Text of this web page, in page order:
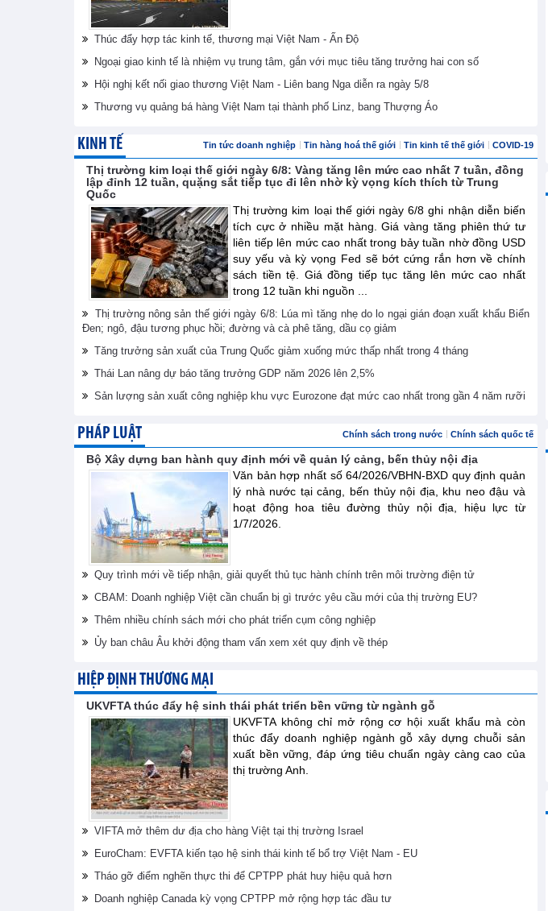
Thúc đẩy hợp tác kinh tế, thương mại Việt Nam - Ấn Độ
Ngoại giao kinh tế là nhiệm vụ trung tâm, gắn với mục tiêu tăng trưởng hai con số
Hội nghị kết nối giao thương Việt Nam - Liên bang Nga diễn ra ngày 5/8
Thương vụ quảng bá hàng Việt Nam tại thành phố Linz, bang Thượng Áo
KINH TẾ Tin tức doanh nghiệp Tin hàng hoá thế giới Tin kinh tế thế giới COVID-19
Thị trường kim loại thế giới ngày 6/8: Vàng tăng lên mức cao nhất 7 tuần, đồng
lập đỉnh 12 tuần, quặng sắt tiếp tục đi lên nhờ kỳ vọng kích thích từ Trung
Quốc
Thị trường kim loại thế giới ngày 6/8 ghi nhận diễn biến
tích cực ở nhiều mặt hàng. Giá vàng tăng phiên thứ tư
liên tiếp lên mức cao nhất trong bảy tuần nhờ đồng USD
suy yếu và kỳ vọng Fed sẽ bớt cứng rắn hơn về chính
sách tiền tệ. Giá đồng tiếp tục tăng lên mức cao nhất
trong 12 tuần khi nguồn ...
Thị trường nông sản thế giới ngày 6/8: Lúa mì tăng nhẹ do lo ngại gián đoạn xuất khẩu Biển
Đen; ngô, đậu tương phục hồi; đường và cà phê tăng, dầu cọ giảm
Tăng trưởng sản xuất của Trung Quốc giảm xuống mức thấp nhất trong 4 tháng
Thái Lan nâng dự báo tăng trưởng GDP năm 2026 lên 2,5%
Sản lượng sản xuất công nghiệp khu vực Eurozone đạt mức cao nhất trong gần 4 năm rưỡi
PHÁP LUẬT Chính sách trong nước Chính sách quốc tế
Bộ Xây dựng ban hành quy định mới về quản lý cảng, bến thủy nội địa
Văn bản hợp nhất số 64/2026/VBHN-BXD quy định quản
lý nhà nước tại cảng, bến thủy nội địa, khu neo đậu và
hoạt động hoa tiêu đường thủy nội địa, hiệu lực từ
1/7/2026.
Quy trình mới về tiếp nhận, giải quyết thủ tục hành chính trên môi trường điện tử
CBAM: Doanh nghiệp Việt cần chuẩn bị gì trước yêu cầu mới của thị trường EU?
Thêm nhiều chính sách mới cho phát triển cụm công nghiệp
Ủy ban châu Âu khởi động tham vấn xem xét quy định về thép
HIỆP ĐỊNH THƯƠNG MẠI
UKVFTA thúc đẩy hệ sinh thái phát triển bền vững từ ngành gỗ
UKVFTA không chỉ mở rộng cơ hội xuất khẩu mà còn
thúc đẩy doanh nghiệp ngành gỗ xây dựng chuỗi sản
xuất bền vững, đáp ứng tiêu chuẩn ngày càng cao của
thị trường Anh.
VIFTA mở thêm dư địa cho hàng Việt tại thị trường Israel
EuroCham: EVFTA kiến tạo hệ sinh thái kinh tế bổ trợ Việt Nam - EU
Tháo gỡ điểm nghẽn thực thi để CPTPP phát huy hiệu quả hơn
Doanh nghiệp Canada kỳ vọng CPTPP mở rộng hợp tác đầu tư